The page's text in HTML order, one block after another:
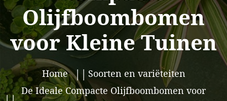
Olijfboombomen
voor Kleine Tuinen
Home
Soorten en variëteiten
De Ideale Compacte Olijfboombomen voor